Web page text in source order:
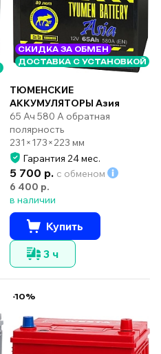
СКИДКА ЗА ОБМЕН
ДОСТАВКА С УСТАНОВКОЙ
ТЮМЕНСКИЕ
АККУМУЛЯТОРЫ Азия
65 Ач 580 А обратная
полярность
231×173×223 мм
Гарантия 24 мес.
5 700 р. с обменом
6 400 р.
в наличии
Купить
3 ч
-10%